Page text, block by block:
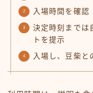
入場時間を確認
決定時刻までは
トを提示
入場し、豆柴と